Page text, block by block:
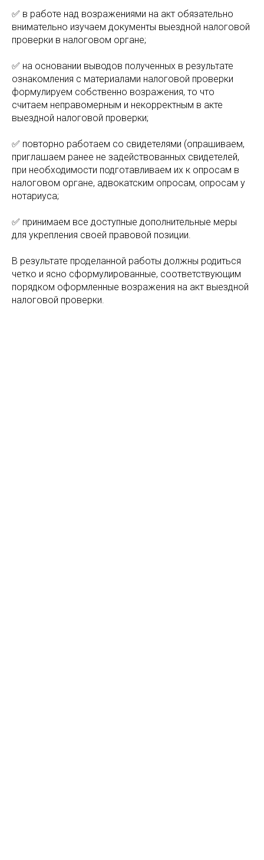
✅ в работе над возражениями на акт обязательно
внимательно изучаем документы выездной налоговой
проверки в налоговом органе;
✅ на основании выводов полученных в результате
ознакомления с материалами налоговой проверки
формулируем собственно возражения, то что
считаем неправомерным и некорректным в акте
выездной налоговой проверки;
✅ повторно работаем со свидетелями (опрашиваем,
приглашаем ранее не задействованных свидетелей,
при необходимости подготавливаем их к опросам в
налоговом органе, адвокатским опросам, опросам у
нотариуса;
✅ принимаем все доступные дополнительные меры
для укрепления своей правовой позиции.
В результате проделанной работы должны родиться
четко и ясно сформулированные, соответствующим
порядком оформленные возражения на акт выездной
налоговой проверки.